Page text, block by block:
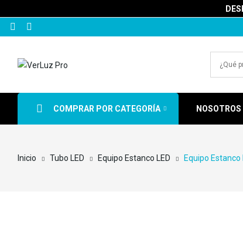
COMPRAR POR CATEGORÍA NOSOTROS
Inicio Tubo LED Equipo Estanco LED Equipo